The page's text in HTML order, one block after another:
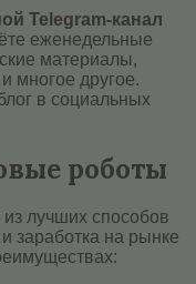
Telegram-канал
еженедельные
материалы,
многое другое.
в социальных
роботы
лучших способов
заработка на рынке